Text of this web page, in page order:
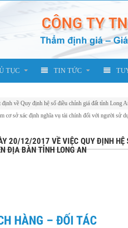
TỤC TIN TỨC
định về Quy định hệ số điều chỉnh giá đất tỉnh Long
sở xác định nghĩa vụ tài chính đối với người sử
20/12/2017 VỀ VIỆC QUY ĐỊNH
ĐỊA BÀN TỈNH LONG AN
HÀNG – ĐỐI TÁC